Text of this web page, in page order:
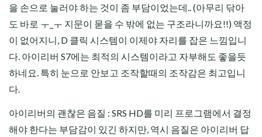
을 손으로 눌러야 하는 것이 좀 부담이었는데.. (아무리 닦아
도 바로 ㅜ_ㅜ 지문이 묻을 수 밖에 없는 구조라니까요!!) 액정
이 없어지니, D 클릭 시스템이 이제야 자리를 잡은 느낌입니
다. 아이리버 S7에는 최적의 시스템이라고 자부해도 좋을듯
하네요. 특히 눈으로 안보고 조작할때의 조작감은 최고입니
다.
아이리버의 괜찮은 음질 : SRS HD를 미리 프로그램에서 결정
해야 한다는 부담감이 있긴 하지만, 역시 음질은 아이리버 답